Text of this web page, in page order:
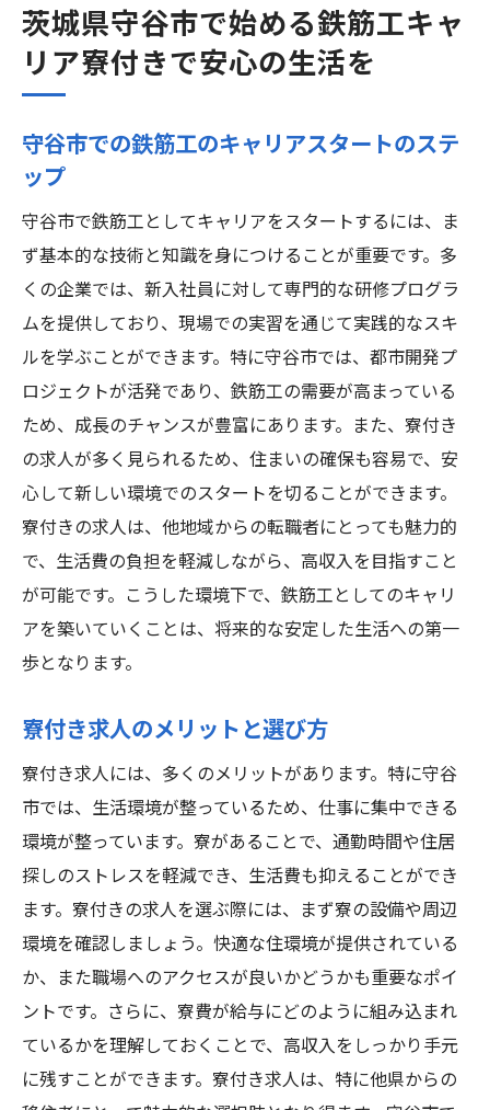
茨城県守谷市で始める鉄筋工キャ
リア寮付きで安心の生活を
守谷市での鉄筋工のキャリアスタートのステ
ップ
守谷市で鉄筋工としてキャリアをスタートするには、ま
ず基本的な技術と知識を身につけることが重要です。多
くの企業では、新入社員に対して専門的な研修プログラ
ムを提供しており、現場での実習を通じて実践的なスキ
ルを学ぶことができます。特に守谷市では、都市開発プ
ロジェクトが活発であり、鉄筋工の需要が高まっている
ため、成長のチャンスが豊富にあります。また、寮付き
の求人が多く見られるため、住まいの確保も容易で、安
心して新しい環境でのスタートを切ることができます。
寮付きの求人は、他地域からの転職者にとっても魅力的
で、生活費の負担を軽減しながら、高収入を目指すこと
が可能です。こうした環境下で、鉄筋工としてのキャリ
アを築いていくことは、将来的な安定した生活への第一
歩となります。
寮付き求人のメリットと選び方
寮付き求人には、多くのメリットがあります。特に守谷
市では、生活環境が整っているため、仕事に集中できる
環境が整っています。寮があることで、通勤時間や住居
探しのストレスを軽減でき、生活費も抑えることができ
ます。寮付きの求人を選ぶ際には、まず寮の設備や周辺
環境を確認しましょう。快適な住環境が提供されている
か、また職場へのアクセスが良いかどうかも重要なポイ
ントです。さらに、寮費が給与にどのように組み込まれ
ているかを理解しておくことで、高収入をしっかり手元
に残すことができます。寮付き求人は、特に他県からの